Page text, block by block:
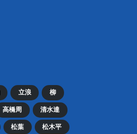
立浪 柳
高橋周 清水達
松葉 松木平